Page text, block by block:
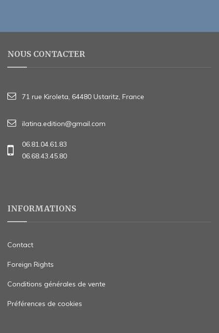
NOUS CONTACTER
71 rue Kiroleta, 64480 Ustaritz, France
ilatina.edition@gmail.com
06.81.04.61.83
06.68.43.45.80
INFORMATIONS
Contact
Foreign Rights
Conditions générales de vente
Préférences de cookies